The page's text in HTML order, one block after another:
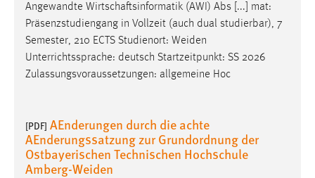
Angewandte Wirtschaftsinformatik (AWI) Abs [...] mat:
Präsenzstudiengang in Vollzeit (auch dual studierbar), 7
Semester, 210 ECTS Studienort: Weiden
Unterrichtssprache: deutsch Startzeitpunkt: SS 2026
Zulassungsvoraussetzungen: allgemeine Hoc
[PDF] AEnderungen durch die achte
AEnderungssatzung zur Grundordnung der
Ostbayerischen Technischen Hochschule
Amberg-Weiden